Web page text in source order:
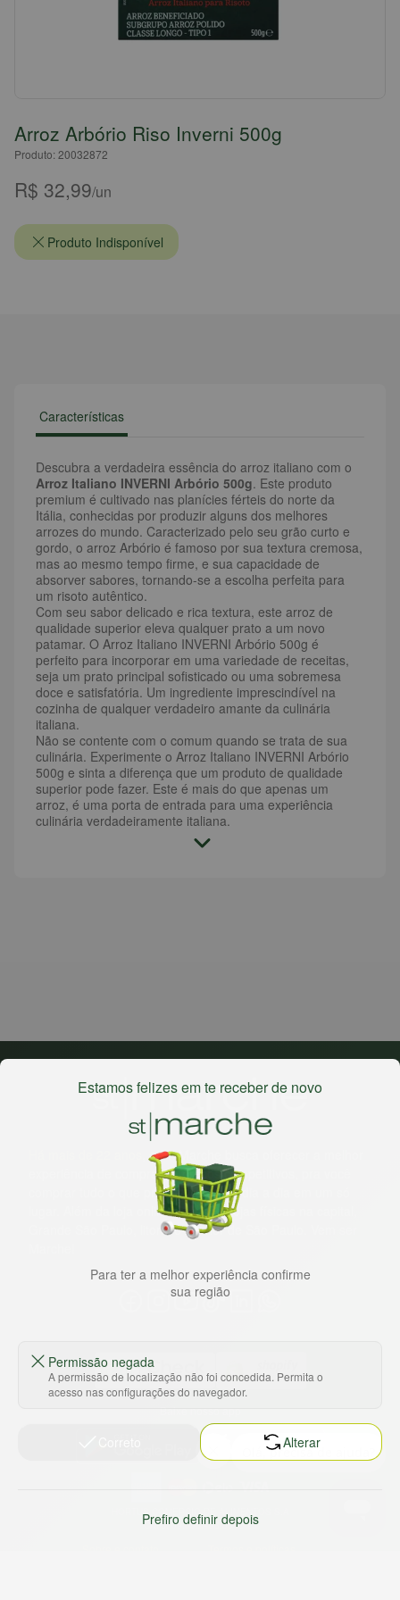
Arroz Arbório Riso Inverni 500g
Produto: 20032872
R$ 32,99/un
Produto Indisponível
Características
Descubra a verdadeira essência do arroz italiano com o
Arroz Italiano INVERNI Arbório 500g. Este produto
premium é cultivado nas planícies férteis do norte da
Itália, conhecidas por produzir alguns dos melhores
arrozes do mundo. Caracterizado pelo seu grão curto e
gordo, o arroz Arbório é famoso por sua textura cremosa,
mas ao mesmo tempo firme, e sua capacidade de
absorver sabores, tornando-se a escolha perfeita para
um risoto autêntico.
Com seu sabor delicado e rica textura, este arroz de
qualidade superior eleva qualquer prato a um novo
patamar. O Arroz Italiano INVERNI Arbório 500g é
perfeito para incorporar em uma variedade de receitas,
seja um prato principal sofisticado ou uma sobremesa
doce e satisfatória. Um ingrediente imprescindível na
cozinha de qualquer verdadeiro amante da culinária
italiana.
Não se contente com o comum quando se trata de sua
culinária. Experimente o Arroz Italiano INVERNI Arbório
500g e sinta a diferença que um produto de qualidade
superior pode fazer. Este é mais do que apenas um
arroz, é uma porta de entrada para uma experiência
culinária verdadeiramente italiana.
, o St. Marche busca oferecer a melhor
experiência de compras, a preços competitivos, pra você
comprar tudo o que precisa para seu dia a dia em um só
lugar. Além da loja online temos 31 lojas físicas na capital,
Grande São Paulo, litoral e interior de São Paulo. Vem ser
HORTUS COMERCIO DE ALIMENTOS S.A
CNPJ: 09.000.493/0002-15
Estamos felizes em te receber de novo
Para ter a melhor experiência confirme
sua região
Permissão negada
A permissão de localização não foi concedida. Permita o
acesso nas configurações do navegador.
Alterar
Prefiro definir depois